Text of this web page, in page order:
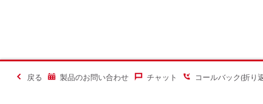
戻る 製品のお問い合わせ チャット コールバック(折り